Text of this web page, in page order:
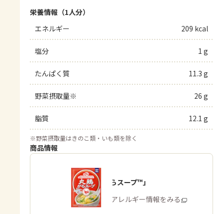
栄養情報（1人分）
エネルギー
209 kcal
塩分 1 g
たんぱく質 11.3 g
野菜摂取量※ 26 g
脂質 12.1 g
※野菜摂取量はきのこ類・いも類を除く
商品情報
「丸鶏がらスープ™」
商品・アレルギー情報をみる